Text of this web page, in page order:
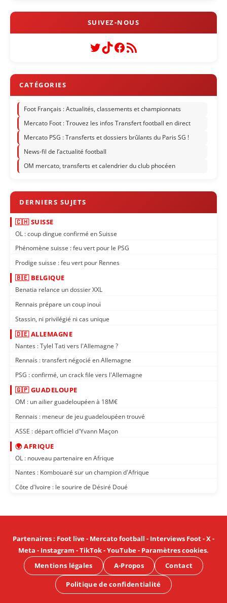
Twitter
TikTok
Facebook
Flux RSS
Foot Français : Actualités, classements et championnats
Mercato Foot : Trouvez les infos Transfert football en direct
Mercato PSG : Transferts et dossiers brûlants du Paris SG !
News-fil de l’actualité football
OM mercato, transferts et calendrier du club phocéen
🇨🇭 SUISSE
OL : coup dingue confirmé en Suisse
Phénomène suisse : feu vert pour le PSG
Prodige suisse : feu vert pour Rennes
🇧🇪 BELGIQUE
Benatia relance un dossier XXL
Rennais prépare un coup inouï
Stassin, ni privilégié ni cas unique
🇩🇪 ALLEMAGNE
Nantes : Tylel Tati vers l'Allemagne ?
Rennais : transfert négocié en Allemagne
PSG : confirmé, un crack file vers l'Allemagne
🇬🇵 GUADELOUPE
OM : un ailier guadeloupéen à 18M€
Rennais : meneur de jeu guadeloupéen trouvé
ASSE : départ officiel d'Yvann Maçon
🌍 AFRIQUE
OL : nouveau partenaire en Afrique
Nantes : Kombouaré sur un champion d'Afrique
Côte d'Ivoire : le sourire de Désiré Doué
Partenaires: Foot live- Mercato football - Interviews Foot-X-
Meta - Instagram -TikTok-YouTube- Paramètres cookies.
Mentions légales
A-Propos Contact
Politique de confidentialité